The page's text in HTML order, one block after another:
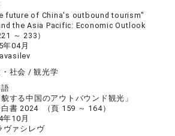
future of China's outbound tourism"
the Asia Pacific: Economic Outlook
～ 233）
年04月
・社会 / 観光学
語
貌する中国のアウトバウンド観光」
書 2024 （頁 159 ～ 164）
年10月
ヴァシレヴ